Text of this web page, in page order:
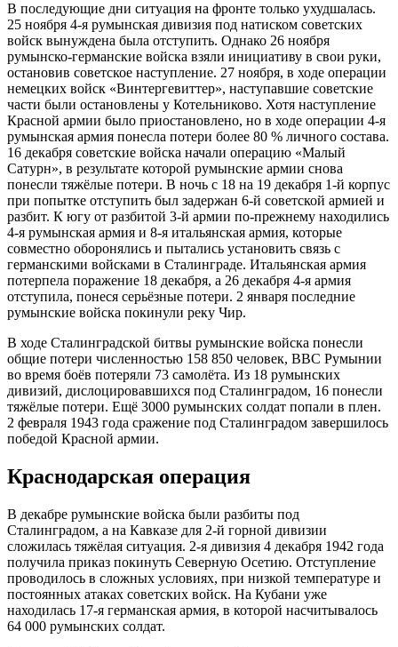
В последующие дни ситуация на фронте только ухудшалась.
25 ноября 4-я румынская дивизия под натиском советских
войск вынуждена была отступить. Однако 26 ноября
румынско-германские войска взяли инициативу в свои руки,
остановив советское наступление. 27 ноября, в ходе операции
немецких войск «Винтергевиттер», наступавшие советские
части были остановлены у Котельниково. Хотя наступление
Красной армии было приостановлено, но в ходе операции 4-я
румынская армия понесла потери более 80 % личного состава.
16 декабря советские войска начали операцию «Малый
Сатурн», в результате которой румынские армии снова
понесли тяжёлые потери. В ночь с 18 на 19 декабря 1-й корпус
при попытке отступить был задержан 6-й советской армией и
разбит. К югу от разбитой 3-й армии по-прежнему находились
4-я румынская армия и 8-я итальянская армия, которые
совместно оборонялись и пытались установить связь с
германскими войсками в Сталинграде. Итальянская армия
потерпела поражение 18 декабря, а 26 декабря 4-я армия
отступила, понеся серьёзные потери. 2 января последние
румынские войска покинули реку Чир.
В ходе Сталинградской битвы румынские войска понесли
общие потери численностью 158 850 человек, ВВС Румынии
во время боёв потеряли 73 самолёта. Из 18 румынских
дивизий, дислоцировавшихся под Сталинградом, 16 понесли
тяжёлые потери. Ещё 3000 румынских солдат попали в плен.
2 февраля 1943 года сражение под Сталинградом завершилось
победой Красной армии.
Краснодарская операция
В декабре румынские войска были разбиты под
Сталинградом, а на Кавказе для 2-й горной дивизии
сложилась тяжёлая ситуация. 2-я дивизия 4 декабря 1942 года
получила приказ покинуть Северную Осетию. Отступление
проводилось в сложных условиях, при низкой температуре и
постоянных атаках советских войск. На Кубани уже
находилась 17-я германская армия, в которой насчитывалось
64 000 румынских солдат.